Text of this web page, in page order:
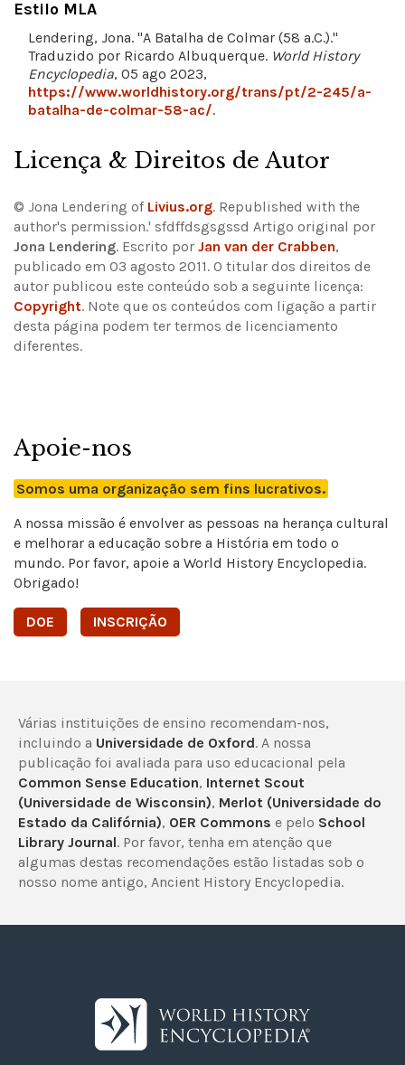
Estilo MLA
Lendering, Jona. "A Batalha de Colmar (58 a.C.)."
Traduzido por Ricardo Albuquerque. World History
Encyclopedia, 05 ago 2023,
https://www.worldhistory.org/trans/pt/2-245/a-
batalha-de-colmar-58-ac/.
Licença & Direitos de Autor
© Jona Lendering of Livius.org. Republished with the
author's permission.' sfdffdsgsgssd Artigo original por
Jona Lendering. Escrito por Jan van der Crabben,
publicado em 03 agosto 2011. O titular dos direitos de
autor publicou este conteúdo sob a seguinte licença:
Copyright. Note que os conteúdos com ligação a partir
desta página podem ter termos de licenciamento
diferentes.
Apoie-nos
Somos uma organização sem fins lucrativos.
A nossa missão é envolver as pessoas na herança cultural
e melhorar a educação sobre a História em todo o
mundo. Por favor, apoie a World History Encyclopedia.
Obrigado!
DOE INSCRIÇÃO
Várias instituições de ensino recomendam-nos,
incluindo a Universidade de Oxford. A nossa
publicação foi avaliada para uso educacional pela
Common Sense Education, Internet Scout
(Universidade de Wisconsin), Merlot (Universidade do
Estado da Califórnia), OER Commons e pelo School
Library Journal. Por favor, tenha em atenção que
algumas destas recomendações estão listadas sob o
nosso nome antigo, Ancient History Encyclopedia.